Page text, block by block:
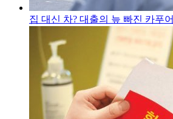
집 대신 차? 대출의 늪 빠진 카푸어